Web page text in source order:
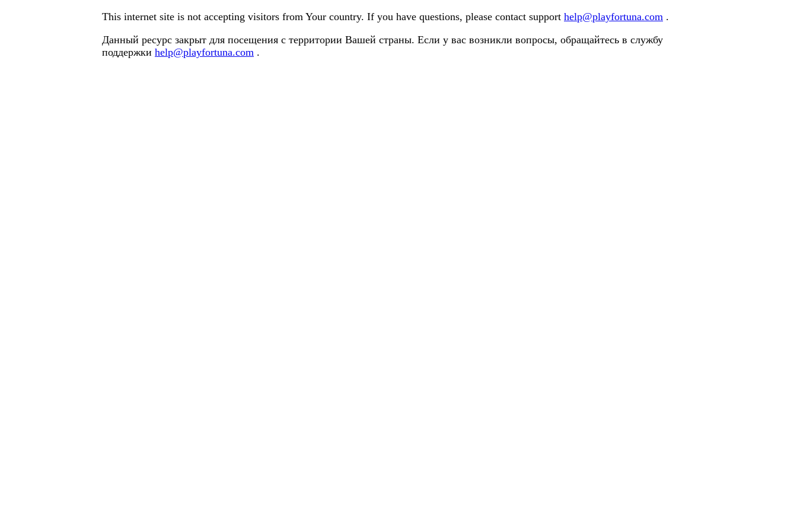
This internet site is not accepting visitors from Your country. If you have questions, please contact support help@playfortuna.com .
Данный ресурс закрыт для посещения с территории Вашей страны. Если у вас возникли вопросы, обращайтесь в службу
поддержки help@playfortuna.com .